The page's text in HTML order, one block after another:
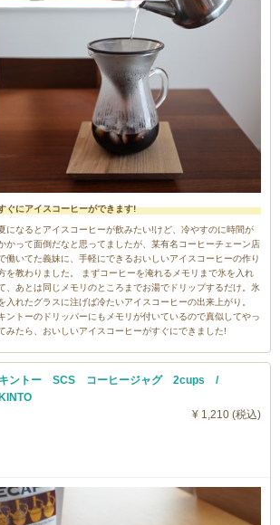
ぐにアイスコーヒーができます!
になるとアイスコーヒーが飲みたい!けど、冷やすのに時間が
かって面倒だなと思ってましたが、某有名コーヒーチェーン店
働いてた義妹に、手軽にできるおいしいアイスコーヒーの作り
を教わりました。 まずコーヒーを淹れるメモリまで氷を入れ
、あとは同じメモリのところまでお湯でドリップするだけ。氷
入れたグラスに注げば冷たいアイスコーヒーの出来上がり。
ントーのドリッパーにもメモリが付いているので真似してやっ
みたら、おいしいアイスコーヒーがすぐにできました!
キントー SCS コーヒージャグ 2cups /
KINTO
¥ 1,210 (税込)